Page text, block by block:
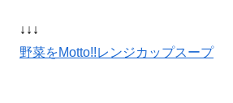
↓↓↓
野菜をMotto!!レンジカップスープ